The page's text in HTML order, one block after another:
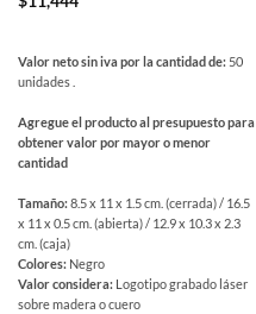
Valor neto sin iva por la cantidad de: 50
unidades .
Agregue el producto al presupuesto para
obtener valor por mayor o menor
cantidad
Tamaño:8.5 x 11 x 1.5 cm. (cerrada) / 16.5
x 11 x 0.5 cm. (abierta) / 12.9 x 10.3 x 2.3
cm. (caja)
Colores: Negro
Valor considera: Logotipo grabado láser
sobre madera o cuero